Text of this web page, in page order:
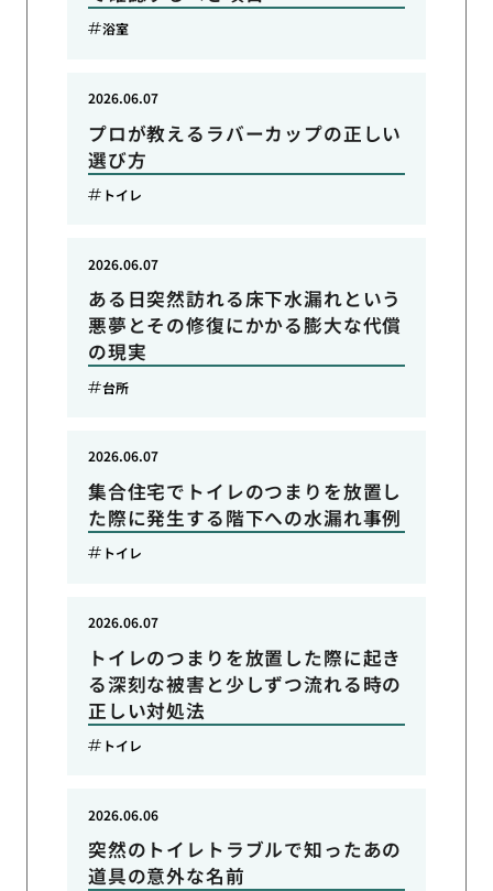
浴室
プロが教えるラバーカップの正しい
選び方
2026.06.07
トイレ
ある日突然訪れる床下水漏れという
悪夢とその修復にかかる膨大な代償
の現実
2026.06.07
台所
集合住宅でトイレのつまりを放置し
た際に発生する階下への水漏れ事例
2026.06.07
トイレ
トイレのつまりを放置した際に起き
る深刻な被害と少しずつ流れる時の
正しい対処法
2026.06.07
トイレ
突然のトイレトラブルで知ったあの
道具の意外な名前
2026.06.06